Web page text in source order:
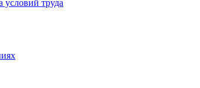
условий труда